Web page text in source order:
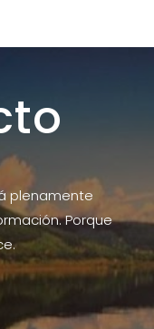
plenamente
Porque